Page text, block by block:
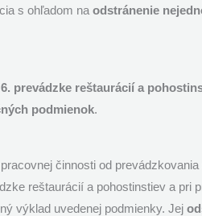
s ohľadom naodstránenie
6. prevádzke reštaurácií a
podmienok.
činnosti od
reštaurácií a pohostinstiev a pri
výklad uvedenej podmienky. Jej